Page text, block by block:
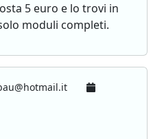
5 euro e lo trovi in
moduli completi.